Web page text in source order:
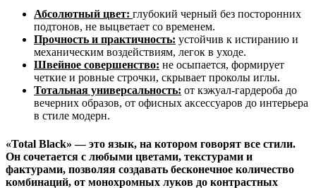
Абсолютный цвет: глубокий черный без посторонних
подтонов, не выцветает со временем.
Прочность и практичность: устойчив к истиранию и
механическим воздействиям, легок в уходе.
Швейное совершенство: не осыпается, формирует
четкие и ровные строчки, скрывает проколы иглы.
Тотальная универсальность: от кэжуал-гардероба до
вечерних образов, от офисных аксессуаров до интерьера
в стиле модерн.
«Total Black»— это язык, на котором говорят все стили.
Он сочетается с любыми цветами, текстурами и
фактурами, позволяя создавать бесконечное количество
комбинаций, от монохромных луков до контрастных